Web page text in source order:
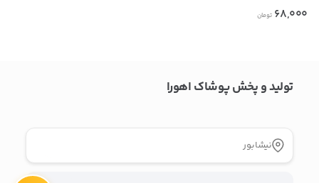
68,000 تومانبدیهی است عمدباکس هیچ نوع مسئولیتی در قبال نداشته و
تولید و پخش پوشاک اهورا
نیشابور